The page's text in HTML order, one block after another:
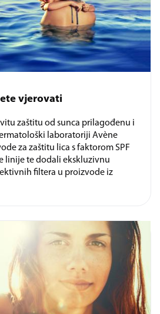
vjerovati
zaštitu od sunca prilagođenu i
laboratoriji Avène
za zaštitu lica s faktorom SPF
linije te dodali ekskluzivnu
filtera u proizvode iz